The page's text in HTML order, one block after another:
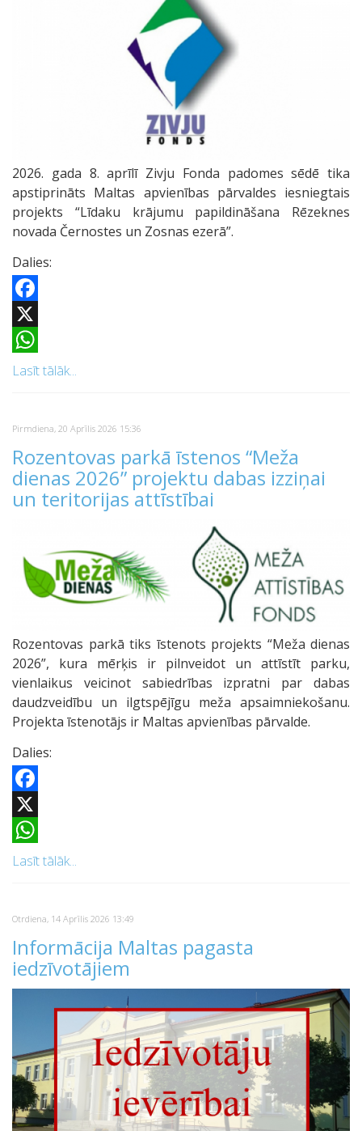
2026. gada 8. aprīlī Zivju Fonda padomes sēdē tika
apstiprināts Maltas apvienības pārvaldes iesniegtais
projekts “Līdaku krājumu papildināšana Rēzeknes
novada Černostes un Zosnas ezerā”.
Dalies:
Facebook
X
WhatsApp
Lasīt tālāk...
Pirmdiena, 20 Aprīlis 2026 15:36
Rozentovas parkā īstenos “Meža
dienas 2026” projektu dabas izziņai
un teritorijas attīstībai
Rozentovas parkā tiks īstenots projekts “Meža dienas
2026”, kura mērķis ir pilnveidot un attīstīt parku,
vienlaikus veicinot sabiedrības izpratni par dabas
daudzveidību un ilgtspējīgu meža apsaimniekošanu.
Projekta īstenotājs ir Maltas apvienības pārvalde.
Dalies:
Facebook
X
WhatsApp
Lasīt tālāk...
Otrdiena, 14 Aprīlis 2026 13:49
Informācija Maltas pagasta
iedzīvotājiem